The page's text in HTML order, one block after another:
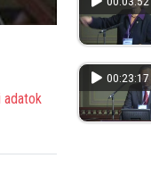
adatok
00:23:17